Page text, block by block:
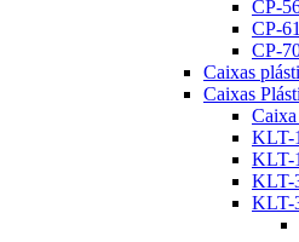
CP-
CP-
CP-
Caixas
Caixas
KLT-
KLT-
KLT-
KLT-